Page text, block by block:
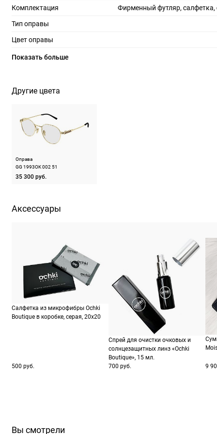
Комплектация Фирменный футляр, салфетка,
Тип оправы
Цвет оправы
Материал оправы
Производитель
Назначение
Показать больше
Другие цвета
Оправа
GG 1993OK 002 51
35 300 руб.
Аксессуары
Салфетка из микрофибры Ochki
Boutique в коробке, серая, 20х20
500 руб.
Спрей для очистки очковых и
солнцезащитных линз «Ochki
Boutique», 15 мл.
700 руб.
9
Вы смотрели